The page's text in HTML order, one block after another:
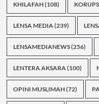
KHILAFAH(108)
LENSA MEDIA(239)
LENSAMEDIANEWS(256)
LENTERA AKSARA(100)
OPINI MUSLIMAH(72)